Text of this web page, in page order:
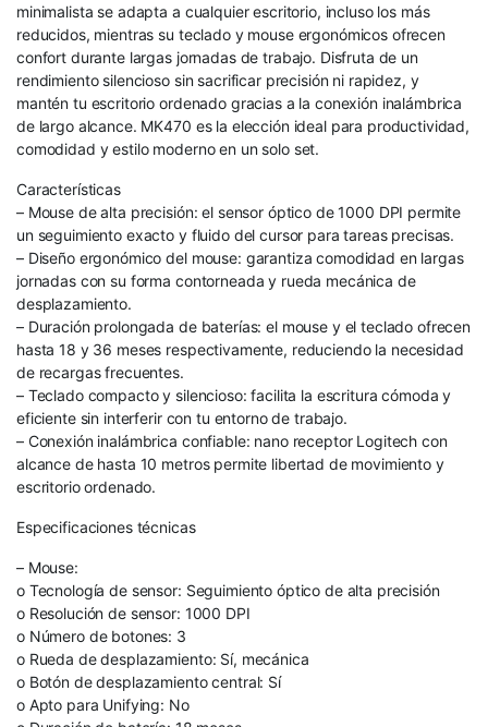
minimalista se adapta a cualquier escritorio, incluso los más
reducidos, mientras su teclado y mouse ergonómicos ofrecen
confort durante largas jornadas de trabajo. Disfruta de un
rendimiento silencioso sin sacrificar precisión ni rapidez, y
mantén tu escritorio ordenado gracias a la conexión inalámbrica
de largo alcance. MK470 es la elección ideal para productividad,
comodidad y estilo moderno en un solo set.
Características
– Mouse de alta precisión: el sensor óptico de 1000 DPI permite
un seguimiento exacto y fluido del cursor para tareas precisas.
– Diseño ergonómico del mouse: garantiza comodidad en largas
jornadas con su forma contorneada y rueda mecánica de
desplazamiento.
– Duración prolongada de baterías: el mouse y el teclado ofrecen
hasta 18 y 36 meses respectivamente, reduciendo la necesidad
de recargas frecuentes.
– Teclado compacto y silencioso: facilita la escritura cómoda y
eficiente sin interferir con tu entorno de trabajo.
– Conexión inalámbrica confiable: nano receptor Logitech con
alcance de hasta 10 metros permite libertad de movimiento y
escritorio ordenado.
Especificaciones técnicas
– Mouse:
o Tecnología de sensor: Seguimiento óptico de alta precisión
o Resolución de sensor: 1000 DPI
o Número de botones: 3
o Rueda de desplazamiento: Sí, mecánica
o Botón de desplazamiento central: Sí
o Apto para Unifying: No